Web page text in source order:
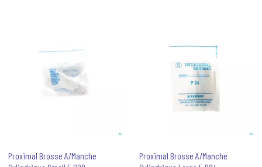
Proximal Brosse A/Manche
Proximal Brosse A/Manche